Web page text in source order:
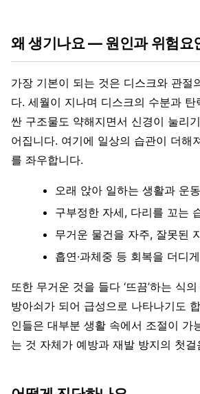
왜 생기나요 — 원인과 위험요
가장 기본이 되는 것은 디스크와 관절
다. 세월이 지나며 디스크의 수분과 탄
싼 구조물도 약해지면서 신경이 눌리
어집니다. 여기에 일상의 습관이 더해
를 좌우합니다.
오래 앉아 일하는 생활과 운
구부정한 자세, 다리를 꼬는
무거운 물건을 자주, 잘못된
흡연·과체중 등 회복을 더디
또한 무거운 것을 들다 ‘뜨끔’하는 식
방아쇠가 되어 급성으로 나타나기도
인들은 대부분 생활 속에서 조절이 가
는 것 자체가 예방과 재발 방지의 첫걸